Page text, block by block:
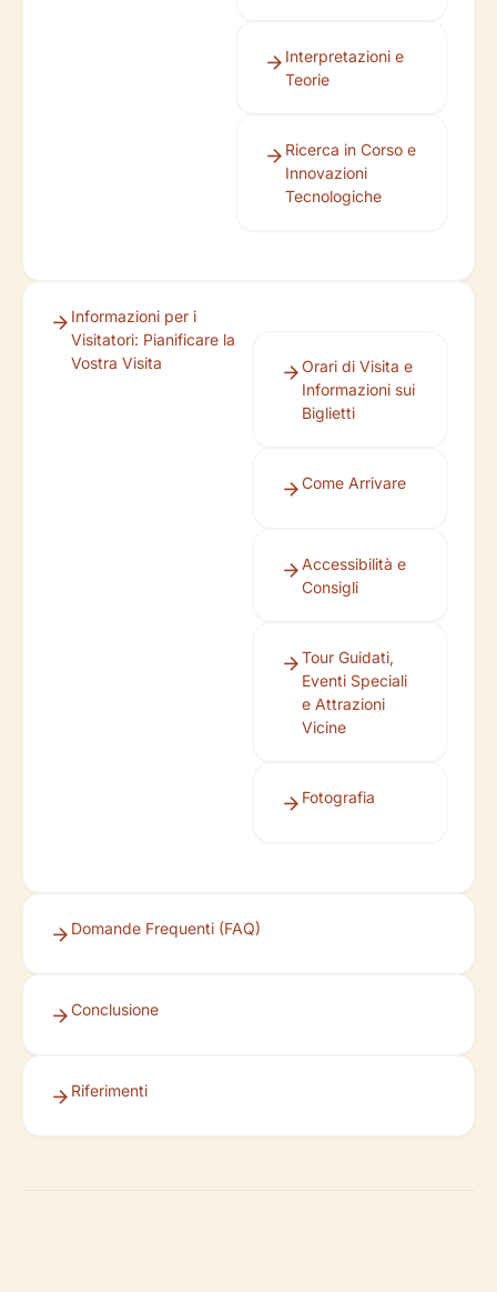
Interpretazioni e
Teorie
Ricerca in Corso e
Innovazioni
Tecnologiche
Informazioni per i
Visitatori: Pianificare la
Vostra Visita
Orari di Visita e
Informazioni sui
Biglietti
Come Arrivare
Accessibilità e
Consigli
Tour Guidati,
Eventi Speciali
e Attrazioni
Vicine
Fotografia
Domande Frequenti (FAQ)
Conclusione
Riferimenti